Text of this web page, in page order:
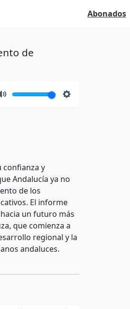
Abonados
de
confianza y
Andalucía ya no
de los
El informe
un futuro más
que comienza a
regional y la
andaluces.